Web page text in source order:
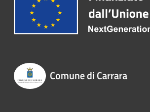
Comune di Carrara